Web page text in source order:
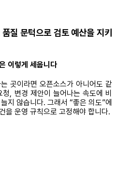
질 문턱으로 검토 예산을 지키
이렇게 세웁니다
곳이라면 오픈소스가 아니어도 같
, 변경 제안이 늘어나는 속도에 비
지 않습니다. 그래서 “좋은 의도”에
을 운영 규칙으로 고정해야 합니다.